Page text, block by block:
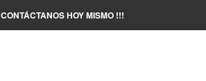
CONTÁCTANOS HOY MISMO !!!